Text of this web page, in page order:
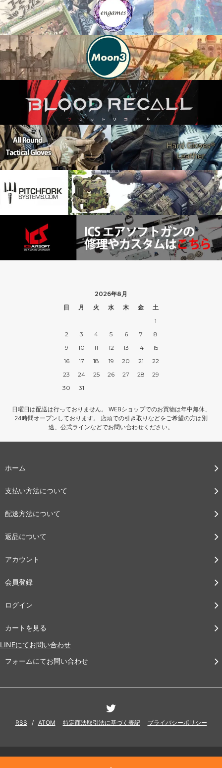
2026年8月
日
月 火 水 木 金
土
1
2
3 4 5 6 7
8
9
10 11 12 13 14
15
16
17 18 19 20 21
22
23
24 25 26 27 28
29
30
31
日曜日は配送は行っておりません。 WEBショップでのお買物は年中無休、
24時間オープンしております。 店頭での引き取りなどをご希望の方は別
途、公式ラインなどでお問い合わせください。
ホーム
支払い方法について
配送方法について
返品について
アカウント
会員登録
ログイン
カートを見る
LINEにてお問い合わせ
フォームにてお問い合わせ
RSS / ATOM 特定商法取引法に基づく表記 プライバシーポリシー